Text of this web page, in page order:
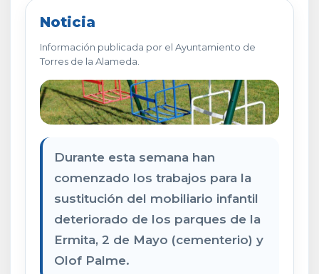
Noticia
Información publicada por el Ayuntamiento de
Torres de la Alameda.
Durante esta semana han
comenzado los trabajos para la
sustitución del mobiliario infantil
deteriorado de los parques de la
Ermita, 2 de Mayo (cementerio) y
Olof Palme.